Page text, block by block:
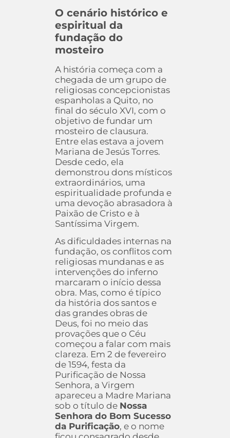
O cenário histórico e
espiritual da
fundação do
mosteiro
A história começa com a
chegada de um grupo de
religiosas concepcionistas
espanholas a Quito, no
final do século XVI, com o
objetivo de fundar um
mosteiro de clausura.
Entre elas estava a jovem
Mariana de Jesús Torres.
Desde cedo, ela
demonstrou dons místicos
extraordinários, uma
espiritualidade profunda e
uma devoção abrasadora à
Paixão de Cristo e à
Santíssima Virgem.
As dificuldades internas na
fundação, os conflitos com
religiosas mundanas e as
intervenções do inferno
marcaram o início dessa
obra. Mas, como é típico
da história dos santos e
das grandes obras de
Deus, foi no meio das
provações que o Céu
começou a falar com mais
clareza. Em 2 de fevereiro
de 1594, festa da
Purificação de Nossa
Senhora, a Virgem
apareceu a Madre Mariana
sob o título de Nossa
Senhora do Bom Sucesso
da Purificação, e o nome